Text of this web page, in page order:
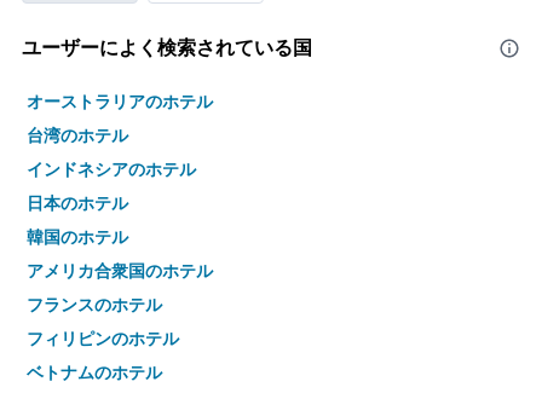
ユーザーによく検索されている国
オーストラリアのホテル
台湾のホテル
インドネシアのホテル
日本のホテル
韓国のホテル
アメリカ合衆国のホテル
フランスのホテル
フィリピンのホテル
ベトナムのホテル